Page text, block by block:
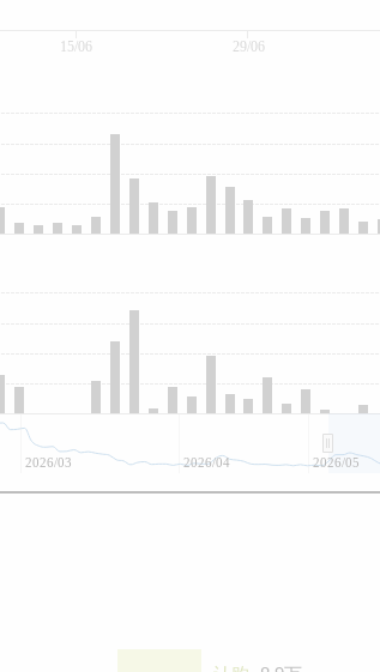
15/06 29/06
2026/03 2026/04 2026/05